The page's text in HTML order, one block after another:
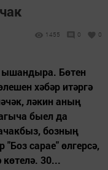
1455 0 0
ышандыра. Бөтен
хәбәр итәргә
ләкин аның
быел да
бозның
сарае" өлгерсә,
30...